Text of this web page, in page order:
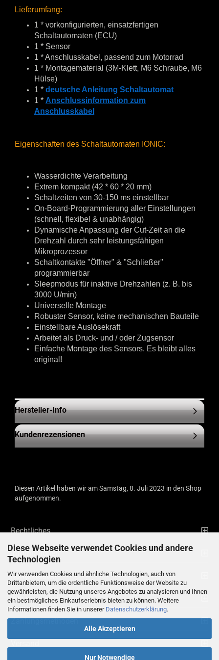
Diese Webseite verwendet Cookies und andere
Technologien
Wir verwenden Cookies und ähnliche Technologien, auch von
Drittanbietern, um die ordentliche Funktionsweise der Website zu
gewährleisten, die Nutzung unseres Angebotes zu analysieren und Ihnen
ein bestmögliches Einkaufserlebnis bieten zu können. Weitere
Informationen finden Sie in unserer Datenschutzerklärung.
Alle Akzeptieren
Nur Notwendige
Lieferumfang:
1 * vorkonfigurierten, einsatzfertigen
Schaltautomaten (ECU)
1 * Sensor
1 * Anschlusskabel, passend zum Motorrad
1 * Montagematerial (3M-Klett, M6 Schraube, M6
Hülse)
1 * deutsche Anleitung Schaltautomat
1 * Anschlussinformation zum
Anschlusskabel
Eigenschaften des Schaltautomaten IONIC:
Wasserdichte Verarbeitung
Extrem kompakt (42 * 60 * 20 mm)
Schaltzeiten von 30-150 ms einstellbar
On-Board-Programmierung aller Einstellungen
(schnell, flexibel & unabhängig)
Dynamische Anpassung der Cut-Zeit an die
Drehzahl durch sehr leistungsfähigen
Mikroprozessor
Schaltkontakte "Öffner" & "Schließer"
programmierbar
Sleepmodus für inaktive Drehzahlen (z. B. bis
3000 U/min)
Universelle Montage
Robuster Sensor, keine mechanischen Bauteile
Einstellbare Auslösekraft
Arbeitet als Druck- und / oder Zugsensor
Einfache Montage des Sensors. Es bleibt alles
original!
Hersteller-Info
Kundenrezensionen
Diesen Artikel haben wir am Samstag, 8. Juli 2023 in den Shop
aufgenommen.
Rechtliches
Informationen
Kontaktdaten
Ihre persönliche Seite
Zahlungsmethoden